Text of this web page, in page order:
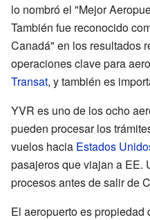
lo nombró el "Mejor
También fue reconocido
Canadá" en los resultados
operaciones clave para
Transat, y también es
YVR es uno de los ocho
pueden procesar los
vuelos hacia Estados
pasajeros que viajan a EE.
procesos antes de salir de
El aeropuerto es propiedad